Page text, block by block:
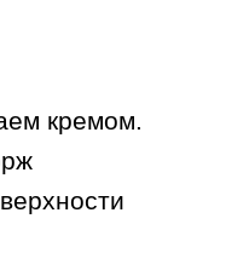
кремом.